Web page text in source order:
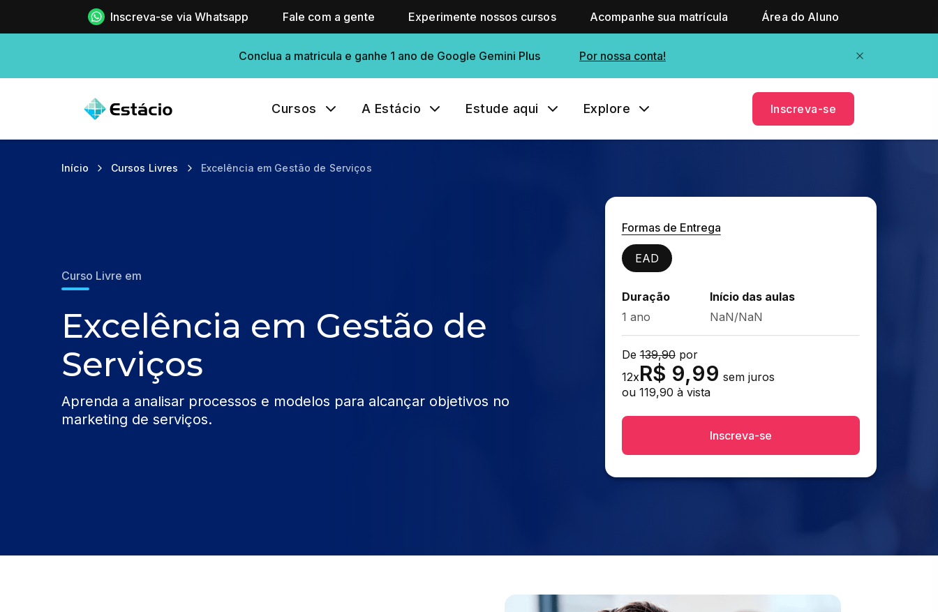
Inscreva-se via Whatsapp Fale com a gente Experimente nossos cursos Acompanhe sua matrícula Área do Aluno
Conclua a matricula e ganhe 1 ano de Google Gemini Plus Por nossa conta!
Cursos A Estácio Estude aqui Explore Inscreva-se
Início Cursos Livres Excelência em Gestão de Serviços
Curso Livre em
Excelência em Gestão de
Serviços
Aprenda a analisar processos e modelos para alcançar objetivos no
marketing de serviços.
Formas de Entrega
EAD
Duração
1 ano
Início das aulas
NaN/NaN
De139,90por
12xR$ 9,99 sem juros
ou 119,90 à vista
Inscreva-se